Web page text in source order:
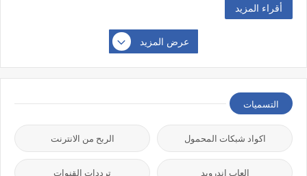
أقراء المزيد
عرض المزيد
التسميات
اكواد شبكات المحمول الربح من الانترنت
العاب اندرويد ترددات القنوات